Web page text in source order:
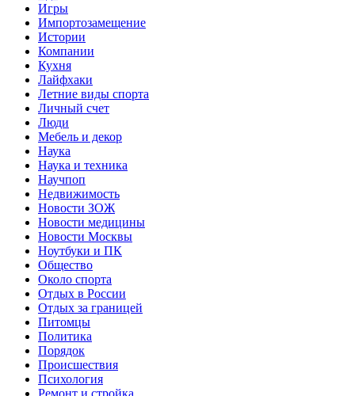
Игры
Импортозамещение
Истории
Компании
Кухня
Лайфхаки
Летние виды спорта
Личный счет
Люди
Мебель и декор
Наука
Наука и техника
Научпоп
Недвижимость
Новости ЗОЖ
Новости медицины
Новости Москвы
Ноутбуки и ПК
Общество
Около спорта
Отдых в России
Отдых за границей
Питомцы
Политика
Порядок
Происшествия
Психология
Ремонт и стройка